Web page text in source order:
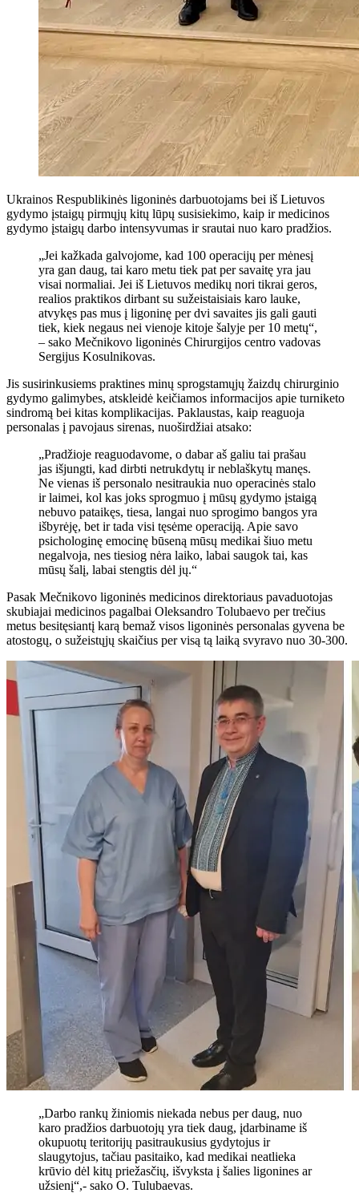
Ukrainos Respublikinės ligoninės darbuotojams bei iš Lietuvos
gydymo įstaigų pirmųjų kitų lūpų susisiekimo, kaip ir medicinos
gydymo įstaigų darbo intensyvumas ir srautai nuo karo pradžios.
„Jei kažkada galvojome, kad 100 operacijų per mėnesį
yra gan daug, tai karo metu tiek pat per savaitę yra jau
visai normaliai. Jei iš Lietuvos medikų nori tikrai geros,
realios praktikos dirbant su sužeistaisiais karo lauke,
atvykęs pas mus į ligoninę per dvi savaites jis gali gauti
tiek, kiek negaus nei vienoje kitoje šalyje per 10 metų“,
– sako Mečnikovo ligoninės Chirurgijos centro vadovas
Sergijus Kosulnikovas.
Jis susirinkusiems praktines minų sprogstamųjų žaizdų chirurginio
gydymo galimybes, atskleidė keičiamos informacijos apie turniketo
sindromą bei kitas komplikacijas. Paklaustas, kaip reaguoja
personalas į pavojaus sirenas, nuoširdžiai atsako:
„Pradžioje reaguodavome, o dabar aš galiu tai prašau
jas išjungti, kad dirbti netrukdytų ir neblaškytų manęs.
Ne vienas iš personalo nesitraukia nuo operacinės stalo
ir laimei, kol kas joks sprogmuo į mūsų gydymo įstaigą
nebuvo pataikęs, tiesa, langai nuo sprogimo bangos yra
išbyrėję, bet ir tada visi tęsėme operaciją. Apie savo
psichologinę emocinę būseną mūsų medikai šiuo metu
negalvoja, nes tiesiog nėra laiko, labai saugok tai, kas
mūsų šalį, labai stengtis dėl jų.“
Pasak Mečnikovo ligoninės medicinos direktoriaus pavaduotojas
skubiajai medicinos pagalbai Oleksandro Tolubaevo per trečius
metus besitęsiantį karą bemaž visos ligoninės personalas gyvena be
atostogų, o sužeistųjų skaičius per visą tą laiką svyravo nuo 30-300.
„Darbo rankų žiniomis niekada nebus per daug, nuo
karo pradžios darbuotojų yra tiek daug, įdarbiname iš
okupuotų teritorijų pasitraukusius gydytojus ir
slaugytojus, tačiau pasitaiko, kad medikai neatlieka
krūvio dėl kitų priežasčių, išvyksta į šalies ligonines ar
užsienį“,- sako O. Tulubaevas.